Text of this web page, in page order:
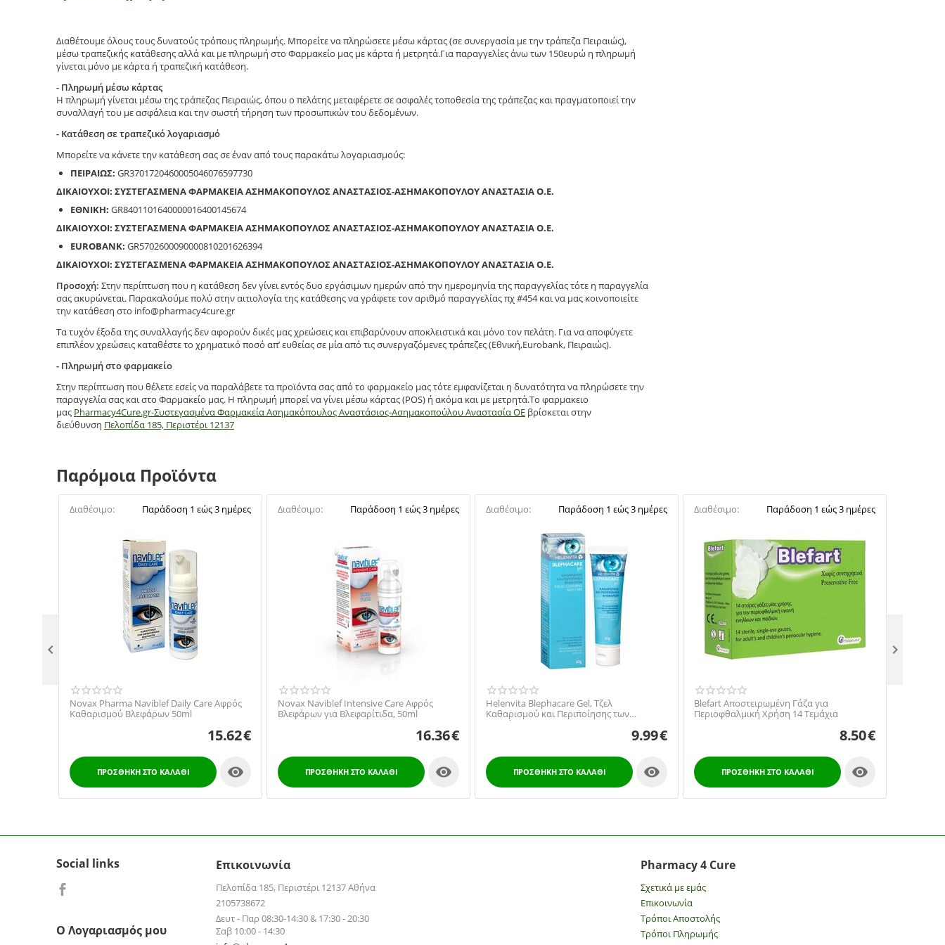
Διαθέτουμε όλους τους δυνατούς τρόπους πληρωμής. Μπορείτε να πληρώσετε μέσω κάρτας (σε συνεργασία με την τράπεζα Πειραιώς),
μέσω τραπεζικής κατάθεσης αλλά και με πληρωμή στο Φαρμακείο μας με κάρτα ή μετρητά.Για παραγγελίες άνω των 150ευρώ η πληρωμή
γίνεται μόνο με κάρτα ή τραπεζική κατάθεση.
- Πληρωμή μέσω κάρτας
Η πληρωμή γίνεται μέσω της τράπεζας Πειραιώς, όπου ο πελάτης μεταφέρετε σε ασφαλές τοποθεσία της τράπεζας και πραγματοποιεί την
συναλλαγή του με ασφάλεια και την σωστή τήρηση των προσωπικών του δεδομένων.
- Κατάθεση σε τραπεζικό λογαριασμό
Μπορείτε να κάνετε την κατάθεση σας σε έναν από τους παρακάτω λογαριασμούς:
ΠΕΙΡΑΙΩΣ: GR3701720460005046076597730
ΔΙΚΑΙΟΥΧΟΙ: ΣΥΣΤΕΓΑΣΜΕΝΑ ΦΑΡΜΑΚΕΙΑ ΑΣΗΜΑΚΟΠΟΥΛΟΣ ΑΝΑΣΤΑΣΙΟΣ-ΑΣΗΜΑΚΟΠΟΥΛΟΥ ΑΝΑΣΤΑΣΙΑ Ο.Ε.
ΕΘΝΙΚΗ: GR8401101640000016400145674
ΔΙΚΑΙΟΥΧΟΙ: ΣΥΣΤΕΓΑΣΜΕΝΑ ΦΑΡΜΑΚΕΙΑ ΑΣΗΜΑΚΟΠΟΥΛΟΣ ΑΝΑΣΤΑΣΙΟΣ-ΑΣΗΜΑΚΟΠΟΥΛΟΥ ΑΝΑΣΤΑΣΙΑ Ο.Ε.
EUROBANK: GR5702600090000810201626394
ΔΙΚΑΙΟΥΧΟΙ: ΣΥΣΤΕΓΑΣΜΕΝΑ ΦΑΡΜΑΚΕΙΑ ΑΣΗΜΑΚΟΠΟΥΛΟΣ ΑΝΑΣΤΑΣΙΟΣ-ΑΣΗΜΑΚΟΠΟΥΛΟΥ ΑΝΑΣΤΑΣΙΑ Ο.Ε.
Προσοχή: Στην περίπτωση που η κατάθεση δεν γίνει εντός δυο εργάσιμων ημερών από την ημερομηνία της παραγγελίας τότε η παραγγελία
σας ακυρώνεται. Παρακαλούμε πολύ στην αιτιολογία της κατάθεσης να γράφετε τον αριθμό παραγγελίας πχ #454 και να μας κοινοποιείτε
την κατάθεση στο info@pharmacy4cure.gr
Τα τυχόν έξοδα της συναλλαγής δεν αφορούν δικές μας χρεώσεις και επιβαρύνουν αποκλειστικά και μόνο τον πελάτη. Για να αποφύγετε
επιπλέον χρεώσεις καταθέστε το χρηματικό ποσό απ’ ευθείας σε μία από τις συνεργαζόμενες τράπεζες (Εθνική,Eurobank, Πειραιώς).
- Πληρωμή στο φαρμακείο
Στην περίπτωση που θέλετε εσείς να παραλάβετε τα προϊόντα σας από το φαρμακείο μας τότε εμφανίζεται η δυνατότητα να πληρώσετε την
παραγγελία σας και στο Φαρμακείο μας. Η πληρωμή μπορεί να γίνει μέσω κάρτας (POS) ή ακόμα και με μετρητά.Το φαρμακειο
μας Pharmacy4Cure.gr-Συστεγασμένα Φαρμακεία Ασημακόπουλος Αναστάσιος-Ασημακοπούλου Αναστασία ΟΕ βρίσκεται στην
διεύθυνση Πελοπίδα 185, Περιστέρι 12137
Παρόμοια Προϊόντα
Διαθέσιμο: Παράδοση 1 εώς 3 ημέρες
Novax Pharma Naviblef Daily Care Αφρός
Καθαρισμού Βλεφάρων 50ml
15.62€
ΠΡΟΣΘΉΚΗ ΣΤΟ ΚΑΛΆΘΙ 
Διαθέσιμο: Παράδοση 1 εώς 3 ημέρες
Novax Naviblef Intensive Care Αφρός
Βλεφάρων για Βλεφαρίτιδα, 50ml
16.36€
ΠΡΟΣΘΉΚΗ ΣΤΟ ΚΑΛΆΘΙ 
Διαθέσιμο: Παράδοση 1 εώς 3 ημέρες
Helenvita Blephacare Gel, Τζελ
Καθαρισμού και Περιποίησης των
Βλεφάρων 60gr
9.99€
ΠΡΟΣΘΉΚΗ ΣΤΟ ΚΑΛΆΘΙ 
Διαθέσιμο: Παράδοση 1 εώς 3 ημέρες
Blefart Αποστειρωμένη Γάζα για
Περιοφθαλμική Χρήση 14 Τεμάχια
8.50€
ΠΡΟΣΘΉΚΗ ΣΤΟ ΚΑΛΆΘΙ 
 
Social links
Ο Λογαριασμός μου
Επικοινωνία
Πελοπίδα 185, Περιστέρι 12137 Αθήνα
2105738672
Δευτ - Παρ 08:30-14:30 & 17:30 - 20:30
Σαβ 10:00 - 14:30
Pharmacy 4 Cure
Σχετικά με εμάς
Επικοινωνία
Τρόποι Αποστολής
Τρόποι Πληρωμής